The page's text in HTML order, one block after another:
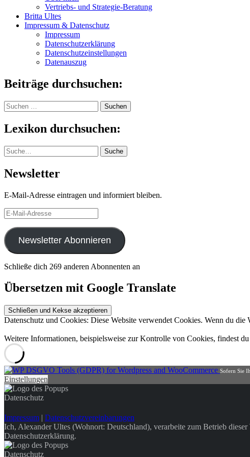
Vertriebs- und Strategie-Beratung
Britta Ultes
Impressum & Datenschutz
Impressum
Datenschutzerklärung
Datenschutzeinstellungen
Datenauszug
Beiträge durchsuchen:
Suchen
nach:
Lexikon durchsuchen:
Suche Suche
Newsletter
E-Mail-Adresse eintragen und informiert bleiben.
E-
Mail-
Adresse
Newsletter Abonnieren
Schließe dich 269 anderen Abonnenten an
Übersetzen mit Google Translate
Datenschutz und Cookies: Diese Website verwendet Cookies. Wenn du
Weitere Informationen, beispielsweise zur Kontrolle von Cookies, findest
Sofern Sie
Einstellungen
Datenschutz
Impressum | Datenschutzvereinbarungen
Ich, Alexander Ultes (Wohnort: Deutschland), verarbeite zum Betrieb
Datenschutzerklärung.
Datenschutz